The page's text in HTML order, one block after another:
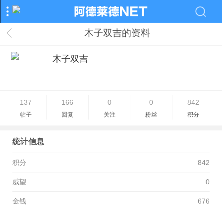
木子双吉的资料
木子双吉
137
帖子
166
回复
0
关注
0
粉丝
842
积分
统计信息
积分 842
威望 0
金钱 676